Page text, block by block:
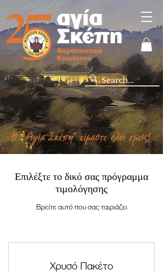
Επιλέξτε το δικό σας πρόγραμμα
τιμολόγησης
Βρείτε αυτό που σας ταιριάζει
Χρυσό Πακέτο